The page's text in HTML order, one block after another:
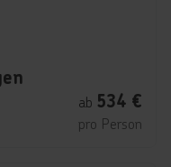
ab 534 €
pro Person